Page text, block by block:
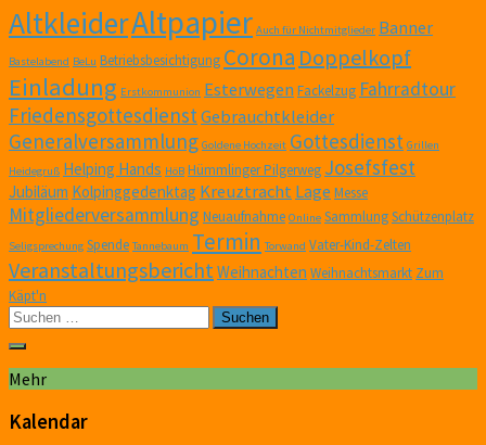
AltkleiderAltpapier Auch für Nichtmitglieder Banner
Bastelabend BeLu Betriebsbesichtigung Corona Doppelkopf
Einladung Erstkommunion Esterwegen Fackelzug Fahrradtour
FriedensgottesdienstGebrauchtkleider
Generalversammlung Goldene Hochzeit Gottesdienst Grillen
Heidegruß Helping Hands HöB Hümmlinger Pilgerweg Josefsfest
Jubiläum Kolpinggedenktag Kreuztracht Lage Messe
Mitgliederversammlung Neuaufnahme Online SammlungSchützenplatz
Seligsprechung Spende Tannebaum Termin Torwand Vater-Kind-Zelten
Veranstaltungsbericht Weihnachten Weihnachtsmarkt Zum
Käpt'n
Suchen
nach:
Mehr
Kalendar